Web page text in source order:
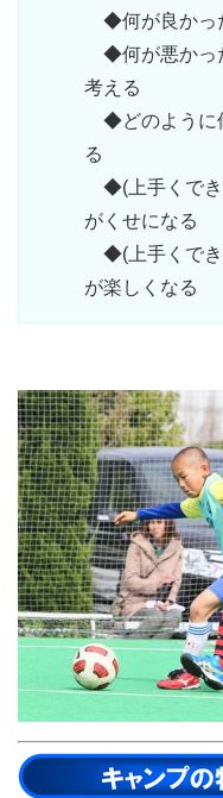
◆何が良かっ
◆何が悪かっ
考える
◆どのように
る
◆(上手くでき
がくせになる
◆(上手くでき
が楽しくなる